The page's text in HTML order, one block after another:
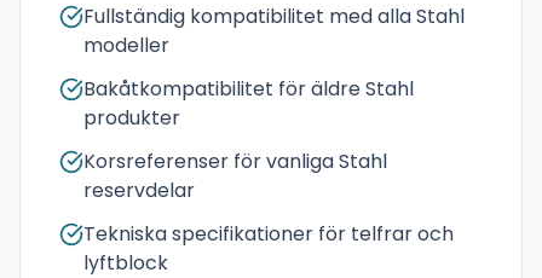
Fullständig kompatibilitet med alla Stahl
modeller
Bakåtkompatibilitet för äldre Stahl
produkter
Korsreferenser för vanliga Stahl
reservdelar
Tekniska specifikationer för telfrar och
lyftblock